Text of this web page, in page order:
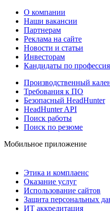
О компании
Наши вакансии
Партнерам
Реклама на сайте
Новости и статьи
Инвесторам
Кандидаты по
Производственный
Требования к ПО
Безопасный HeadHunter
HeadHunter API
Поиск работы
Поиск по резюме
Мобильное приложение
Этика и комплаенс
Оказание услуг
Использование сайтов
Защита персональных
ИТ аккредитация